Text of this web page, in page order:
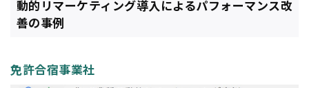
動的リマーケティング導入によるパフォーマンス改
善の事例
免許合宿事業社